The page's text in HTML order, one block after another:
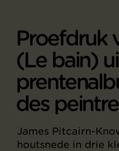
Proefdruk
(Le bain)
des
James Pitcairn-
houtsnede in drie